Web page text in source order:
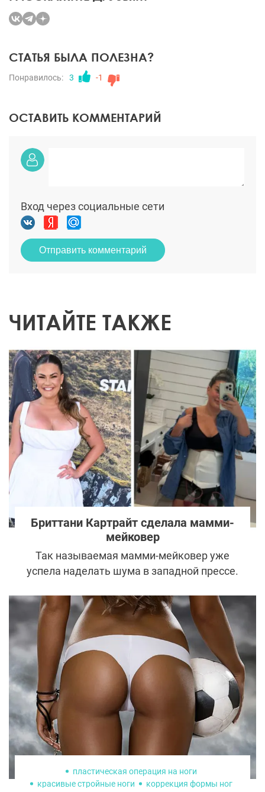
СТАТЬЯ БЫЛА ПОЛЕЗНА?
Понравилось: 3 -1
ОСТАВИТЬ КОММЕНТАРИЙ
Вход через социальные сети
Отправить комментарий
ЧИТАЙТЕ ТАКЖЕ
Бриттани Картрайт сделала мамми-
мейковер
Так называемая мамми-мейковер уже
успела наделать шума в западной прессе.
вернуть форму после родов, но
обсуждений вызывает не меньше, чем
результатов. На этот раз повод для
разговоров дала 36-летняя звезда
американского реалити Бриттани
Картрайт, которая решила рассказать о
своем опыте без фильтров и прикрас.
пластическая операция на ноги
красивые стройные ноги
коррекция формы ног